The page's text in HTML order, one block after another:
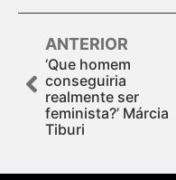
ANTERIOR
‘Que homem
conseguiria
realmente ser
feminista?’ Márcia
Tiburi